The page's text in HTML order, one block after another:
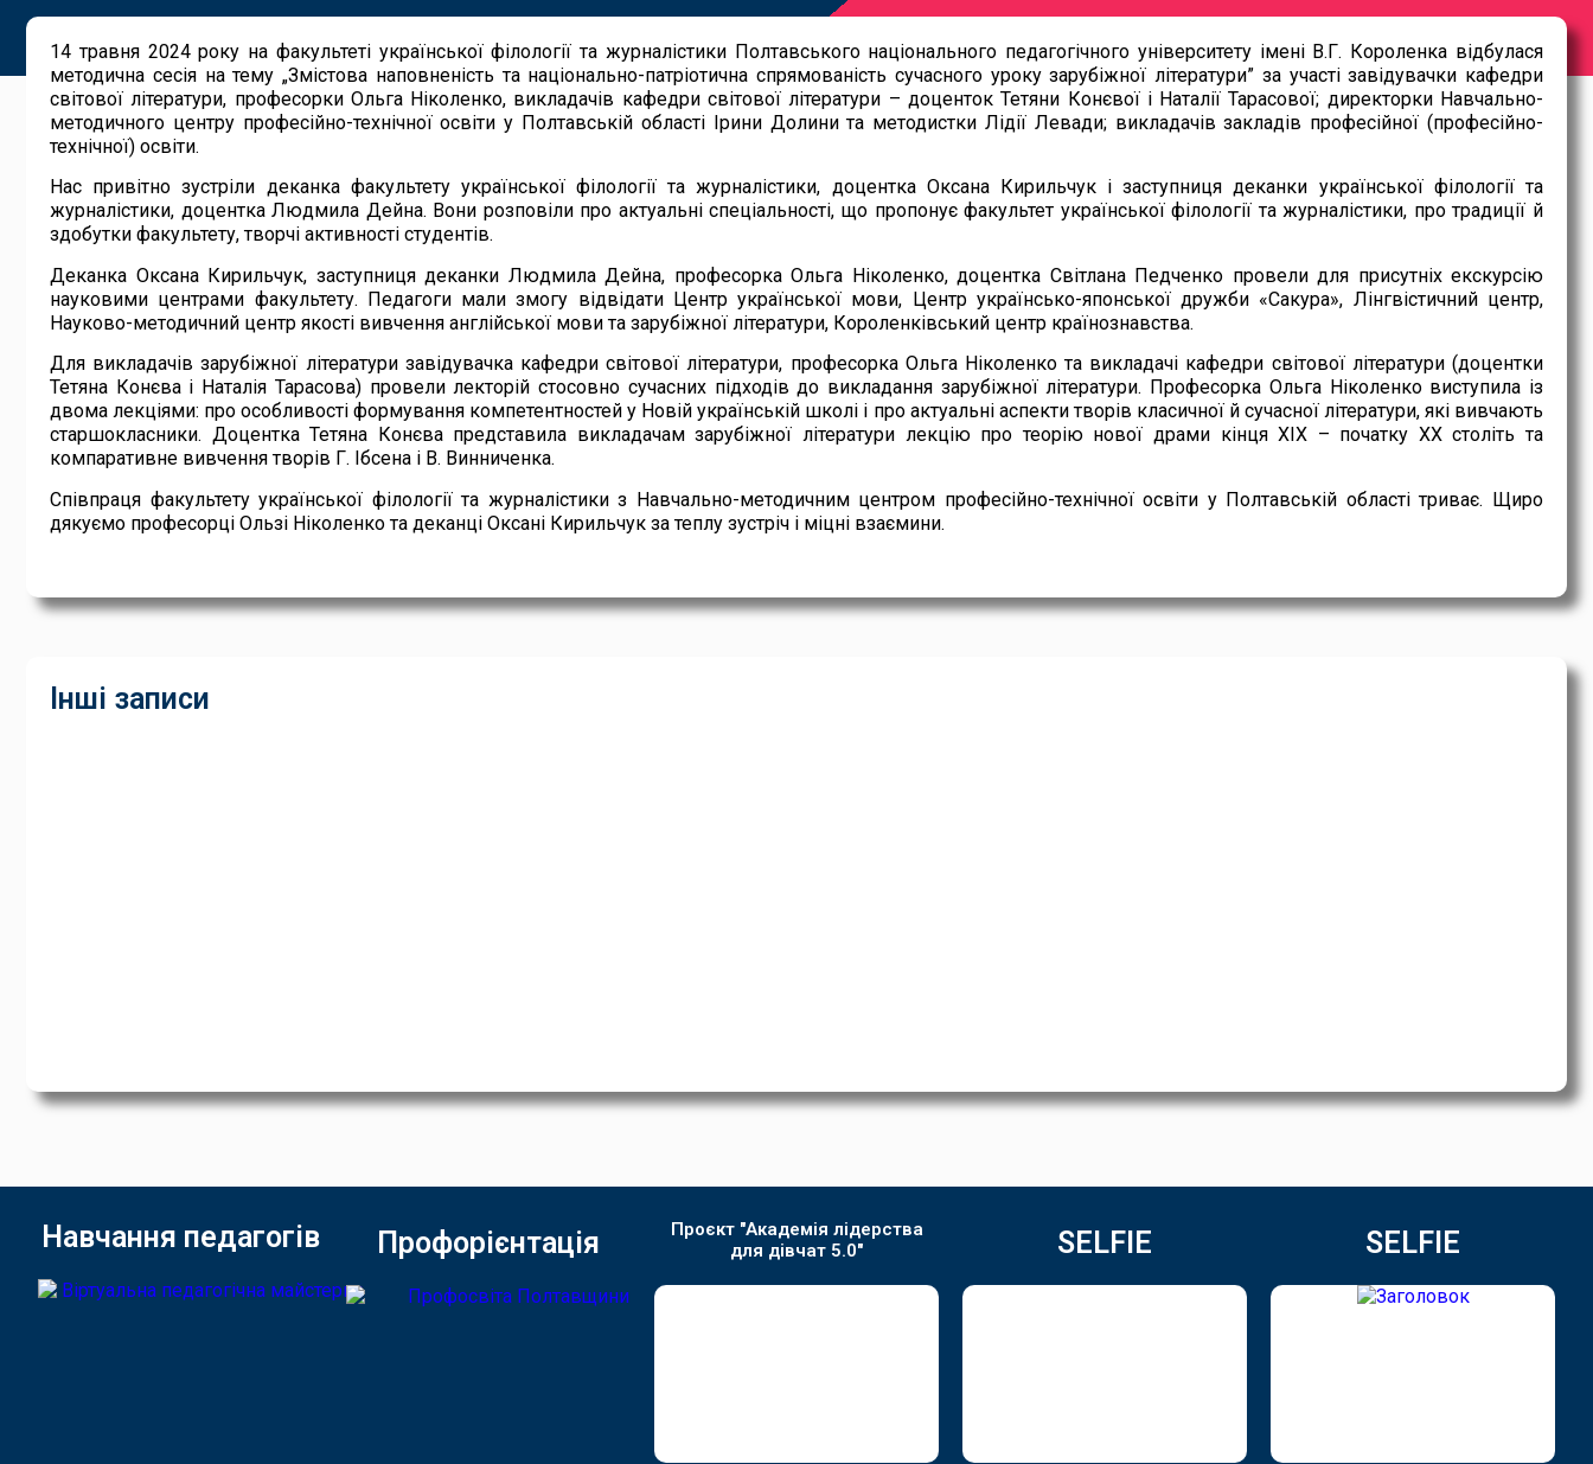
14 травня 2024 року на факультеті української філології та журналістики Полтавського національного педагогічного університету імені В.Г. Короленка відбулася
методична сесія на тему „Змістова наповненість та національно-патріотична спрямованість сучасного уроку зарубіжної літератури” за участі завідувачки кафедри
світової літератури, професорки Ольга Ніколенко, викладачів кафедри світової літератури – доценток Тетяни Конєвої і Наталії Тарасової; директорки Навчально-
методичного центру професійно-технічної освіти у Полтавській області Ірини Долини та методистки Лідії Левади; викладачів закладів професійної (професійно-
технічної) освіти.
Нас привітно зустріли деканка факультету української філології та журналістики, доцентка Оксана Кирильчук і заступниця деканки української філології та
журналістики, доцентка Людмила Дейна. Вони розповіли про актуальні спеціальності, що пропонує факультет української філології та журналістики, про традиції й
здобутки факультету, творчі активності студентів.
Деканка Оксана Кирильчук, заступниця деканки Людмила Дейна, професорка Ольга Ніколенко, доцентка Світлана Педченко провели для присутніх екскурсію
науковими центрами факультету. Педагоги мали змогу відвідати Центр української мови, Центр українсько-японської дружби «Сакура», Лінгвістичний центр,
Науково-методичний центр якості вивчення англійської мови та зарубіжної літератури, Короленківський центр країнознавства.
Для викладачів зарубіжної літератури завідувачка кафедри світової літератури, професорка Ольга Ніколенко та викладачі кафедри світової літератури (доцентки
Тетяна Конєва і Наталія Тарасова) провели лекторій стосовно сучасних підходів до викладання зарубіжної літератури. Професорка Ольга Ніколенко виступила із
двома лекціями: про особливості формування компетентностей у Новій українській школі і про актуальні аспекти творів класичної й сучасної літератури, які вивчають
старшокласники. Доцентка Тетяна Конєва представила викладачам зарубіжної літератури лекцію про теорію нової драми кінця XIX – початку XX століть та
компаративне вивчення творів Г. Ібсена і В. Винниченка.
Співпраця факультету української філології та журналістики з Навчально-методичним центром професійно-технічної освіти у Полтавській області триває. Щиро
дякуємо професорці Ользі Ніколенко та деканці Оксані Кирильчук за теплу зустріч і міцні взаємини.
Інші записи
Навчання педагогів Профорієнтація
Проєкт "Академія лідерства
для дівчат 5.0"
SELFIE SELFIE